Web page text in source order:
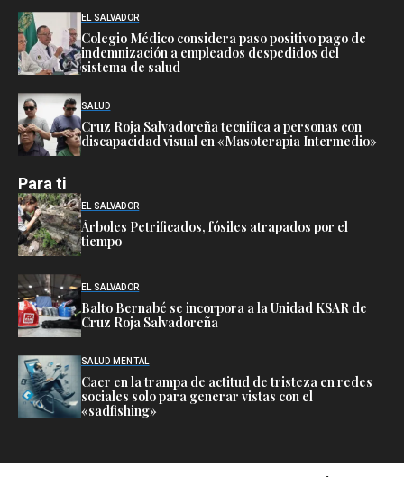
EL SALVADOR
Colegio Médico considera paso positivo pago de
indemnización a empleados despedidos del
sistema de salud
SALUD
Cruz Roja Salvadoreña tecnifica a personas con
discapacidad visual en «Masoterapia Intermedio»
Para ti
EL SALVADOR
Árboles Petrificados, fósiles atrapados por el
tiempo
EL SALVADOR
Balto Bernabé se incorpora a la Unidad KSAR de
Cruz Roja Salvadoreña
SALUD MENTAL
Caer en la trampa de actitud de tristeza en redes
sociales solo para generar vistas con el
«sadfishing»